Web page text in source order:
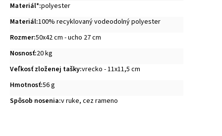
Materiál*:polyester
Materiál:100% recyklovaný vodeodolný polyester
Rozmer:50x42 cm - ucho 27 cm
Nosnosť:20 kg
Veľkosť zloženej tašky:vrecko - 11x11,5 cm
Hmotnosť:56 g
Spôsob nosenia:v ruke, cez rameno